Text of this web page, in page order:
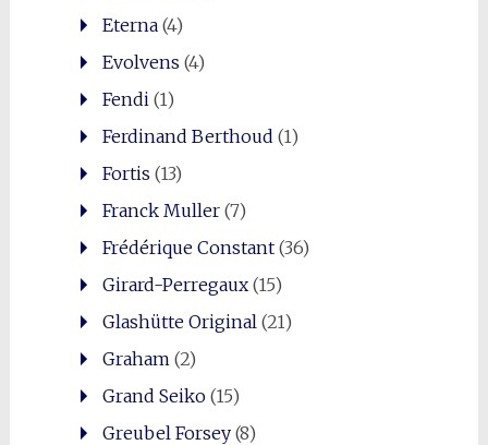
Eterna(4)
Evolvens (4)
Fendi (1)
Ferdinand Berthoud (1)
Fortis (13)
Franck Muller(7)
Frédérique Constant(36)
Girard-Perregaux(15)
Glashütte Original (21)
Graham (2)
Grand Seiko(15)
Greubel Forsey(8)